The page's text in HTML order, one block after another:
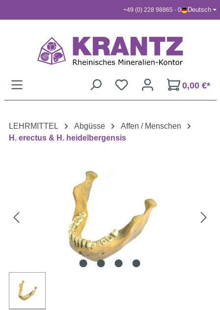
+49 (0) 228 98865 - 0 Deutsch
0,00 €*
LEHRMITTEL Abgüsse
Affen / Menschen
H. erectus & H. heidelbergensis